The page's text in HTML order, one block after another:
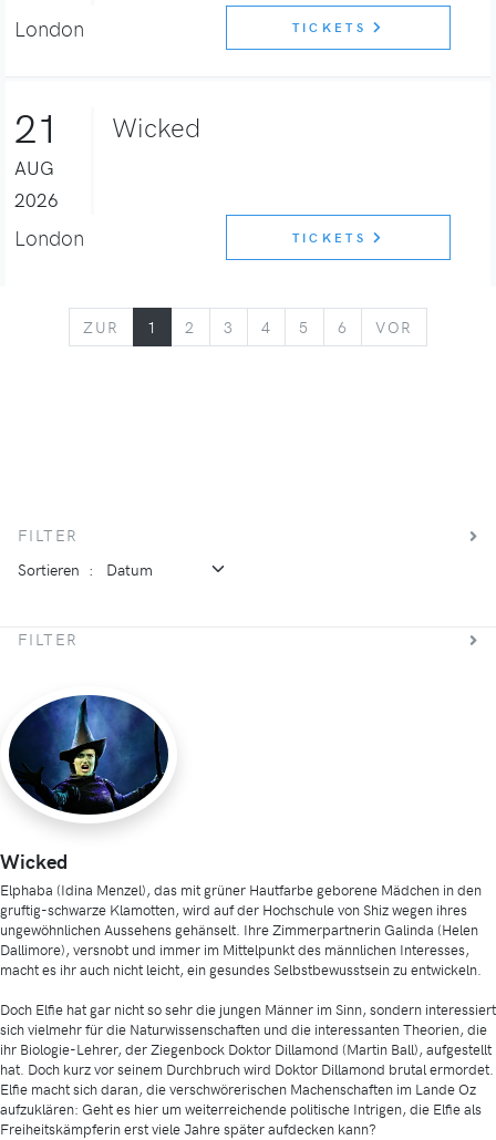
London TICKETS
21
AUG
2026
Wicked
London TICKETS
ZUR ZURÜCK
1 2 3 4 5 6 VOR
FILTER
Sortieren :
FILTER
Wicked
Elphaba (Idina Menzel), das mit grüner Hautfarbe geborene Mädchen in den
gruftig-schwarze Klamotten, wird auf der Hochschule von Shiz wegen ihres
ungewöhnlichen Aussehens gehänselt. Ihre Zimmerpartnerin Galinda (Helen
Dallimore), versnobt und immer im Mittelpunkt des männlichen Interesses,
macht es ihr auch nicht leicht, ein gesundes Selbstbewusstsein zu entwickeln.
Doch Elfie hat gar nicht so sehr die jungen Männer im Sinn, sondern interessiert
sich vielmehr für die Naturwissenschaften und die interessanten Theorien, die
ihr Biologie-Lehrer, der Ziegenbock Doktor Dillamond (Martin Ball), aufgestellt
hat. Doch kurz vor seinem Durchbruch wird Doktor Dillamond brutal ermordet.
Elfie macht sich daran, die verschwörerischen Machenschaften im Lande Oz
aufzuklären: Geht es hier um weiterreichende politische Intrigen, die Elfie als
Freiheitskämpferin erst viele Jahre später aufdecken kann?